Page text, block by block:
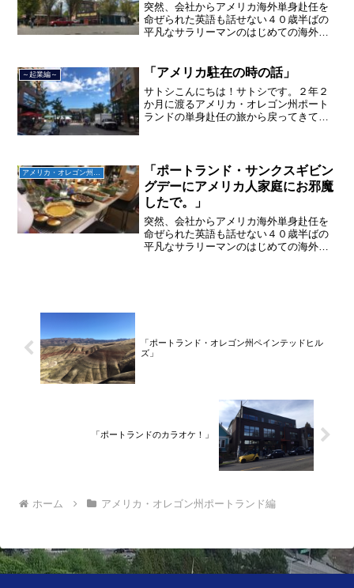
突然、会社からアメリカ海外単身赴任を
命ぜられた英語も話せない４０歳半ばの
平凡なサラリーマンのはじめての海外生
書けたらうれしいです。
～起業編～ 「アメリカ駐在の時の話」
サトシこんにちは！サトシです。２年２
か月に渡るアメリカ・オレゴン州ポート
ランドの単身赴任の旅から戻ってきて、
で不動産を主に取り扱う「...
「ポートランド・サンクスギビン
グデーにアメリカ人家庭にお邪魔
したで。」
突然、会社からアメリカ海外単身赴任を
命ぜられた英語も話せない４０歳半ばの
平凡なサラリーマンのはじめての海外生
「ポートランド・オレゴン州ペインテッドヒル
ズ」
「ポートランドのカラオケ！」
ホーム アメリカ・オレゴン州ポートランド編